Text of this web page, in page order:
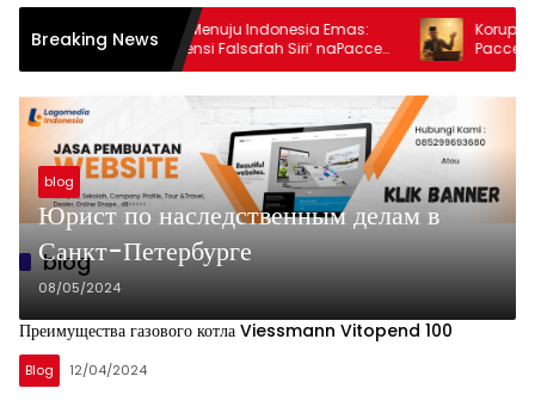
Breaking News
Daulat Moral Menuju Indonesia Emas:
Menakar Urgensi Falsafah Siri’ naPacce
di Tengah Ancaman Kleptokrasi
Korupsi,
Pacce’
blog
blog
Юрист по наследственным делам в
Санкт-Петербурге
08/05/2024
Преимущества газового котла Viessmann Vitopend 100
Blog 12/04/2024